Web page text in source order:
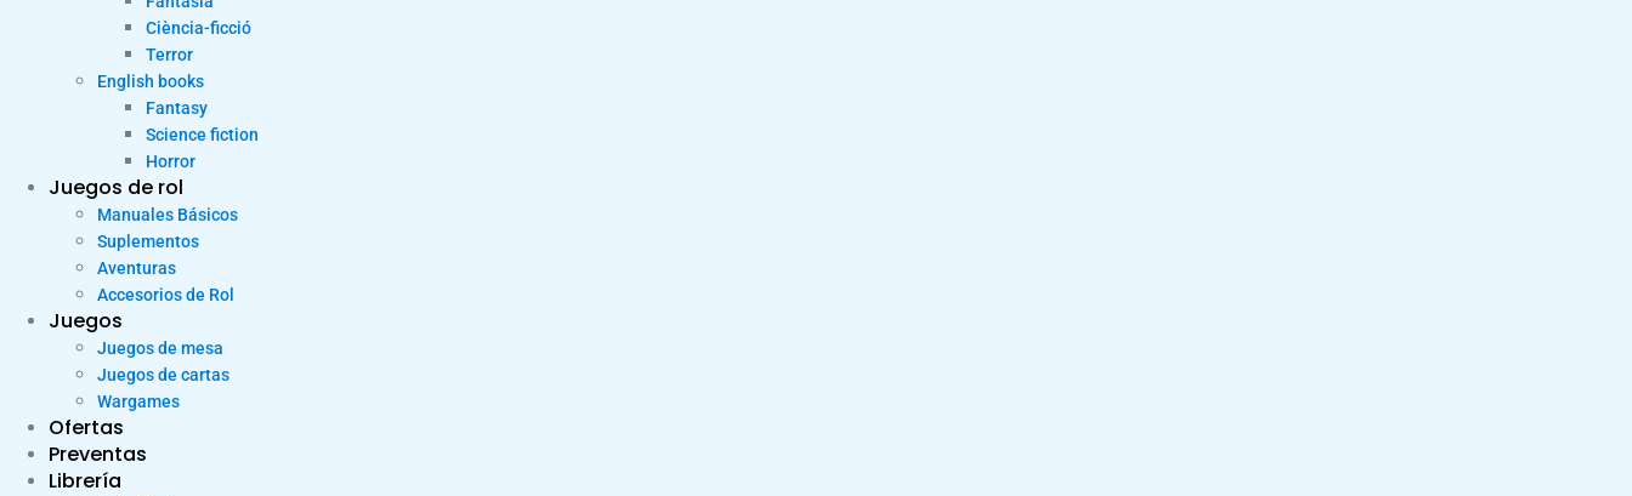
Ciència-ficció
Terror
English books
Fantasy
Science fiction
Horror
Juegos de rol
Manuales Básicos
Suplementos
Aventuras
Accesorios de Rol
Juegos
Juegos de mesa
Juegos de cartas
Wargames
Ofertas
Preventas
Librería